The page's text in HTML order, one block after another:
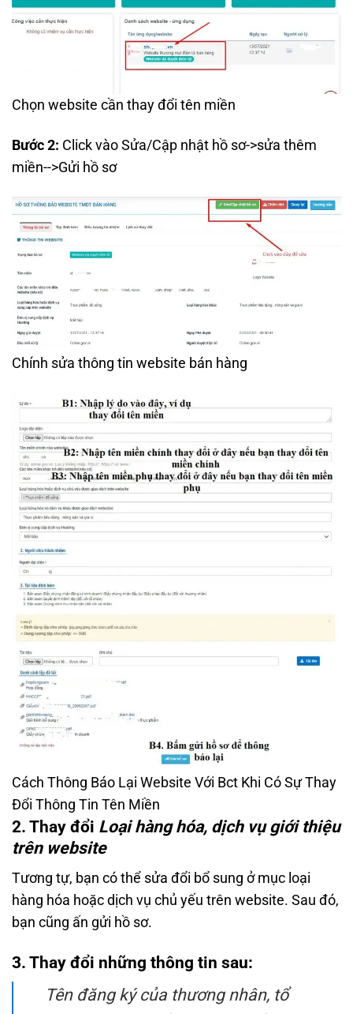
Chọn website cần thay đổi tên miền
Bước 2: Click vào Sửa/Cập nhật hồ sơ->sửa thêm
miền-->Gửi hồ sơ
Chính sửa thông tin website bán hàng
Cách Thông Báo Lại Website Với Bct Khi Có Sự Thay
Đổi Thông Tin Tên Miền
2. Thay đổi Loại hàng hóa, dịch vụ giới thiệu
trên website
Tương tự, bạn có thể sửa đổi bổ sung ở mục loại
hàng hóa hoặc dịch vụ chủ yếu trên website. Sau đó,
bạn cũng ấn gửi hồ sơ.
3. Thay đổi những thông tin sau:
Tên đăng ký của thương nhân, tổ